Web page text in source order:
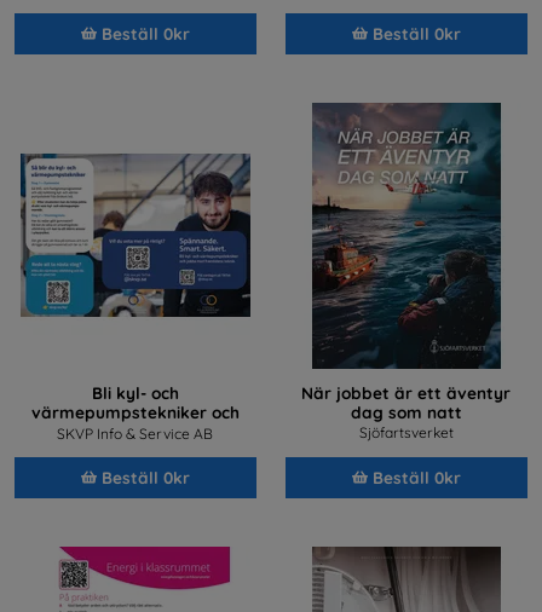
Beställ 0kr Beställ 0kr
Bli kyl- och
värmepumpstekniker och
jobba med framtidens teknik
SKVP Info & Service AB
Beställ 0kr
När jobbet är ett äventyr
dag som natt
Sjöfartsverket
Beställ 0kr